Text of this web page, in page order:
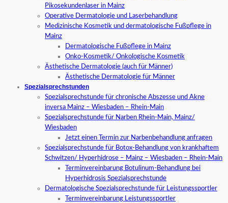
Pikosekundenlaser in Mainz
Operative Dermatologie und Laserbehandlung
Medizinische Kosmetik und dermatologische Fußpflege in
Mainz
Dermatologische Fußpflege in Mainz
Onko-Kosmetik/ Onkologische Kosmetik
Ästhetische Dermatologie (auch für Männer)
Ästhetische Dermatologie für Männer
Spezialsprechstunden
Spezialsprechstunde für chronische Abszesse und Akne
inversa Mainz – Wiesbaden – Rhein-Main
Spezialsprechstunde für Narben Rhein-Main, Mainz/
Wiesbaden
Jetzt einen Termin zur Narbenbehandlung anfragen
Spezialsprechstunde für Botox-Behandlung von krankhaftem
Schwitzen/ Hyperhidrose – Mainz – Wiesbaden – Rhein-Main
Terminvereinbarung Botulinum-Behandlung bei
Hyperhidrosis Spezialsprechstunde
Dermatologische Spezialsprechstunde für Leistungssportler
Terminvereinbarung Leistungssportler